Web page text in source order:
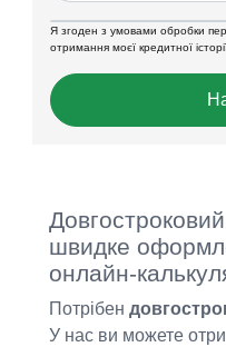
Я згоден з умовами обробки
отримання моєї кредитної
швидке
онлайн-
Потрібен
У нас ви можете